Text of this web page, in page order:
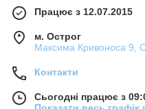
Працює з 12.07.2015
м. Острог
Максима Кривоноса 9,
Контакти
Сьогодні працює з